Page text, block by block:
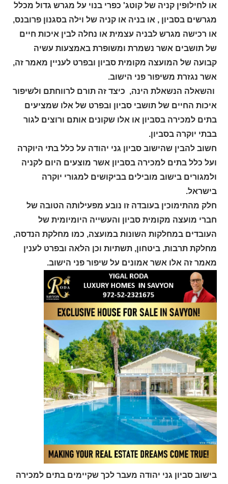
או לחילופין קניה של קוטג' כפרי בנוי על מגרש גדול מכלל
מגרשים בסביון , או בניה או קניה של וילה בסגנון פרובנס,
או רכישה מגרש לבניה עצמית או נחלה לבין איכות חיים
של תושבים אשר נשמרת ומשופרת באמצעות עשיה
קבועה של המועצה מקומית סביון ובפרט לעניין מאמר זה,
אשר נגזרת משיפור פני הישוב.
והשאלה הנשאלת הינה, כיצד זה תורם לרווחתם ולשיפור
איכות החיים של תושבי סביון ובפרט של אלו שמציעים
בתים למכירה בסביון או אלו שקונים אותם ורוצים לגור
בבתי יוקרה בסביון.
חשוב להבין שהישוב סביון גני יהודה על כלל בתי היוקרה
ועל כלל בתים למכירה בסביון אשר מוצעים היום לקניה
ולמגורים בישוב מובילים בביקושים למגורי יוקרה
בישראל.
חלק מהתימוכין בעובדה זו נובע מפעילותה הטובה של
חברי מועצה מקומית סביון והעשייה היומיומית של
העובדים במחלקות השונות במועצה, כמו מחלקת הנדסה,
מחלקת תרבות, ביטחון, תשתיות וכן הלאה ובפרט לענין
מאמר זה אלו אשר אמונים על שיפור פני הישוב.
בישוב סביון גני יהודה מעבר לכך שקיימים בתים למכירה